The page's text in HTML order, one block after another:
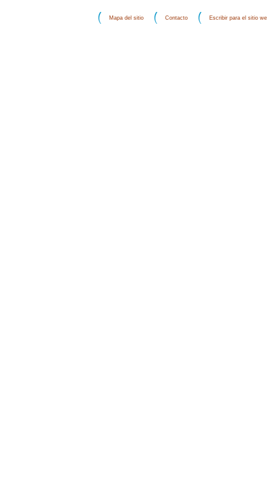
Mapa del sitio Contacto Escribir para el sitio